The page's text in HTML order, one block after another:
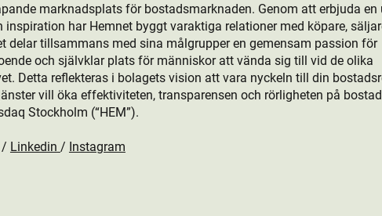
marknadsplats för bostads­marknaden. Genom att erbjuda en
har Hemnet byggt varaktiga relationer med köpare,
delar tillsammans med sina målgrupper en gemensam passion för
och självklar plats för människor att vända sig till vid de olika
Detta reflekteras i bolagets vision att vara nyckeln till din
vill öka effektiviteten, transparensen och rörligheten på
Stockholm (“HEM”).
Linkedin / Instagram